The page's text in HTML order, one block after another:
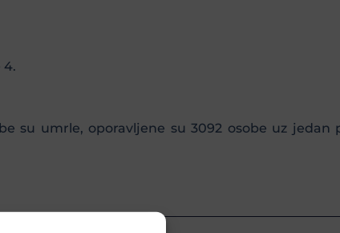
4.
su umrle, oporavljene su 3092 osobe uz jedan